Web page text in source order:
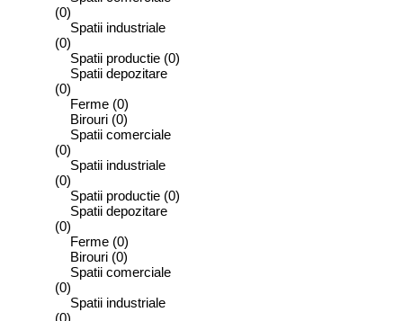
(0)
Spatii industriale
(0)
Spatii productie (0)
Spatii depozitare
(0)
Ferme (0)
Birouri (0)
Spatii comerciale
(0)
Spatii industriale
(0)
Spatii productie (0)
Spatii depozitare
(0)
Ferme (0)
Birouri (0)
Spatii comerciale
(0)
Spatii industriale
(0)